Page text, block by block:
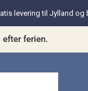
levering til Jylland og
ferien.